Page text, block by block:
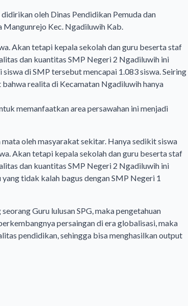
oleh Dinas Pendidikan Pemuda dan
Mangunrejo Kec. Ngadiluwih Kab.
Akan tetapi kepala sekolah dan guru beserta staf
dan kuantitas SMP Negeri 2 Ngadiluwih ini
di SMP tersebut mencapai 1.083 siswa. Seiring
realita di Kecamatan Ngadiluwih hanya
memanfaatkan area persawahan ini menjadi
oleh masyarakat sekitar. Hanya sedikit siswa
Akan tetapi kepala sekolah dan guru beserta staf
dan kuantitas SMP Negeri 2 Ngadiluwih ini
tidak kalah bagus dengan SMP Negeri 1
Guru lulusan SPG, maka pengetahuan
persaingan di era globalisasi, maka
pendidikan, sehingga bisa menghasilkan output